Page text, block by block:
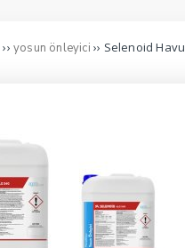
››yosun önleyici ›› Selenoid